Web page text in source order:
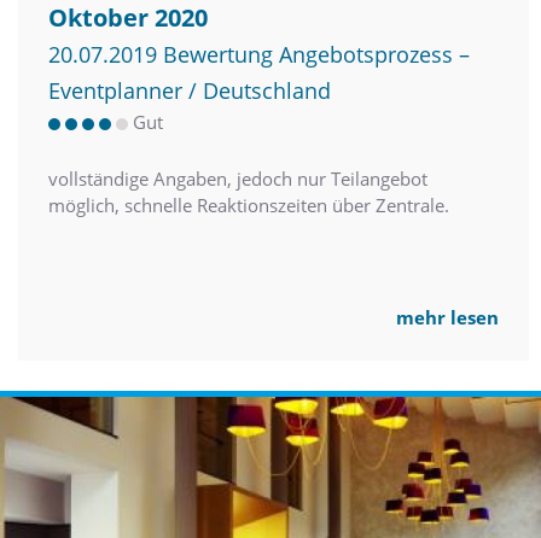
Oktober 2020
20.07.2019 Bewertung Angebotsprozess –
Eventplanner / Deutschland
Gut
vollständige Angaben, jedoch nur Teilangebot
möglich, schnelle Reaktionszeiten über Zentrale.
mehr lesen